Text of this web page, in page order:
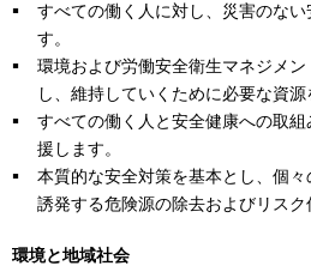
すべての働く人に対し、災害のな
す。
環境および労働安全衛生マネジメ
し、維持していくために必要な資源
すべての働く人と安全健康への取
援します。
本質的な安全対策を基本とし、個
誘発する危険源の除去およびリスク
環境と地域社会